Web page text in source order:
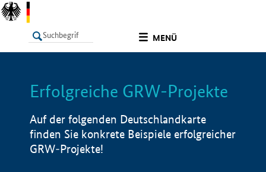
MENÜ
LISTE Info
Erfolgreiche GRW-Projekte
Auf der folgenden Deutschlandkarte
finden Sie konkrete Beispiele erfolgreicher
GRW-Projekte!